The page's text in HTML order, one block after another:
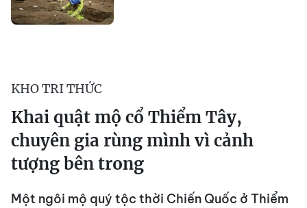
KHO TRI THỨC
Khai quật mộ cổ Thiểm Tây,
chuyên gia rùng mình vì cảnh
tượng bên trong
Một ngôi mộ quý tộc thời Chiến Quốc ở Thiểm